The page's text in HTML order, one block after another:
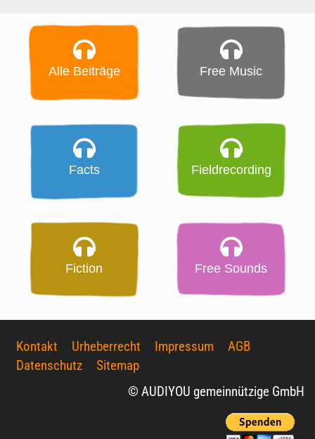
Alle Beiträge Free Music
Facts Fieldrecording
Fiction Free Sounds
Kontakt Urheberrecht Impressum
AGB
Datenschutz
Sitemap
© AUDIYOU gemeinnützige GmbH